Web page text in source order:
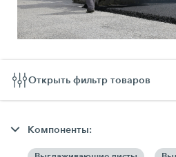
Открыть фильтр товаров
Компоненты: